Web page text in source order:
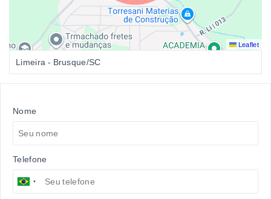
Leaflet
Limeira - Brusque/SC
Nome
Telefone